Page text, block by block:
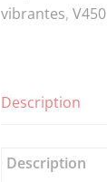
vibrantes, V450
Description
Description